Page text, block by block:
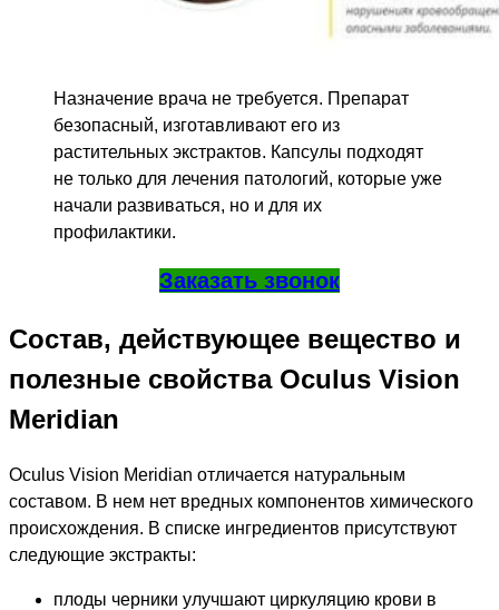
Назначение врача не требуется. Препарат
безопасный, изготавливают его из
растительных экстрактов. Капсулы подходят
не только для лечения патологий, которые уже
начали развиваться, но и для их
профилактики.
Заказать звонок
Состав, действующее вещество и
полезные свойства Oculus Vision
Meridian
Oculus Vision Meridian отличается натуральным
составом. В нем нет вредных компонентов химического
происхождения. В списке ингредиентов присутствуют
следующие экстракты:
плоды черники улучшают циркуляцию крови в